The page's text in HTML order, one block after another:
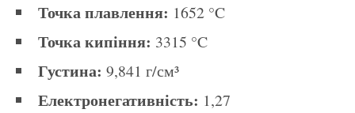
Точка плавлення: 1652 °C
Точка кипіння: 3315 °C
Густина: 9,841 г/см³
Електронегативність: 1,27